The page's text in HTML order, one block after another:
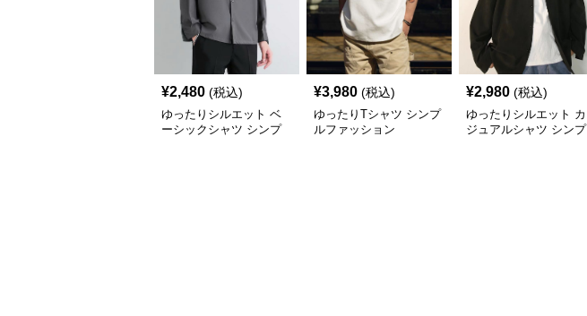
¥2,480 (税込)
ゆったりシルエット ベ
ーシックシャツ シンプ
¥3,980 (税込)
ゆったりTシャツ シンプ
ルファッション
¥2,980 (税込)
ゆったりシルエット カ
ジュアルシャツ シンプ